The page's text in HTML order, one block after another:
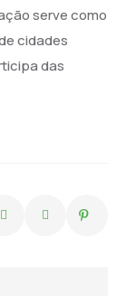
serve como
cidades
das